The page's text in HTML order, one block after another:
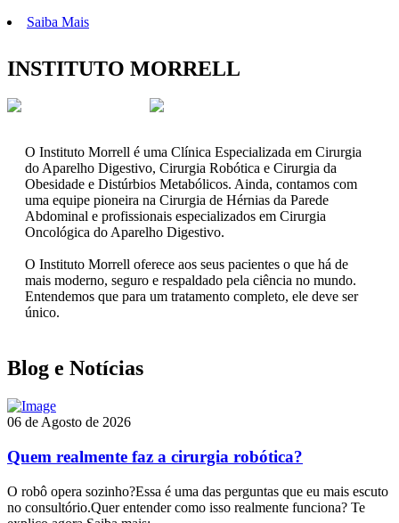
Saiba Mais
INSTITUTO MORRELL
O Instituto Morrell é uma Clínica Especializada em Cirurgia
do Aparelho Digestivo, Cirurgia Robótica e Cirurgia da
Obesidade e Distúrbios Metabólicos. Ainda, contamos com
uma equipe pioneira na Cirurgia de Hérnias da Parede
Abdominal e profissionais especializados em Cirurgia
Oncológica do Aparelho Digestivo.
O Instituto Morrell oferece aos seus pacientes o que há de
mais moderno, seguro e respaldado pela ciência no mundo.
Entendemos que para um tratamento completo, ele deve ser
único.
Blog e Notícias
06 de Agosto de 2026
Quem realmente faz a cirurgia robótica?
O robô opera sozinho?Essa é uma das perguntas que eu mais escuto
no consultório.Quer entender como isso realmente funciona? Te